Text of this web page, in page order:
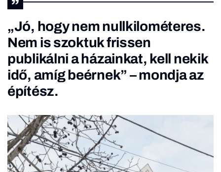
„Jó, hogy nem nullkilométeres.
Nem is szoktuk frissen
publikálni a házainkat, kell nekik
idő, amíg beérnek” – mondja az
építész.